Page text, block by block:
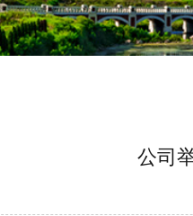
公司